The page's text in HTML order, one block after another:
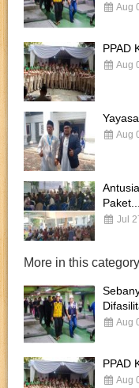
Aug
PPAD
Aug
Aug
Paket...
Jul
More in this category
Aug
PPAD
Aug